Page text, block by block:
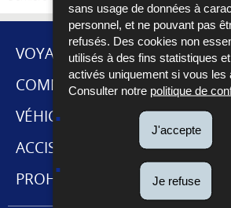
sans usage de données à
personnel, et ne pouvant pas
refusés. Des cookies non
utilisés à des fins statistiques
activés uniquement si vous les
Consulter notre politique de
J'accepte
Je refuse
MENU
DE
NAVIGATION
VOYAGES ET DÉMÉNAGEMENT
COMMERCE INTERNATIONAL
VÉHICULES
ACCISES ET CABARETAGE
PROHIBITIONS ET